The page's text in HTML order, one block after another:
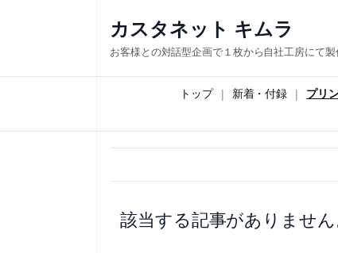
ス
ッ
カスタネット キムラ
お客様との対話型企画で１枚から自社工房にて製
トップ 新着・付録 プリ
該当する記事がありません